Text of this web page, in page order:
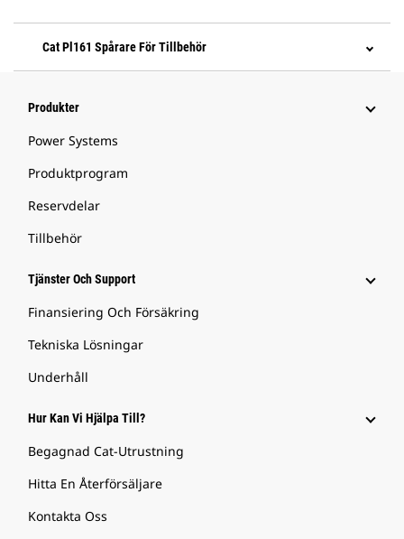
Cat Pl161 Spårare För Tillbehör
Produkter
Power Systems
Produktprogram
Reservdelar
Tillbehör
Tjänster Och Support
Finansiering Och Försäkring
Tekniska Lösningar
Underhåll
Hur Kan Vi Hjälpa Till?
Begagnad Cat-Utrustning
Hitta En Återförsäljare
Kontakta Oss